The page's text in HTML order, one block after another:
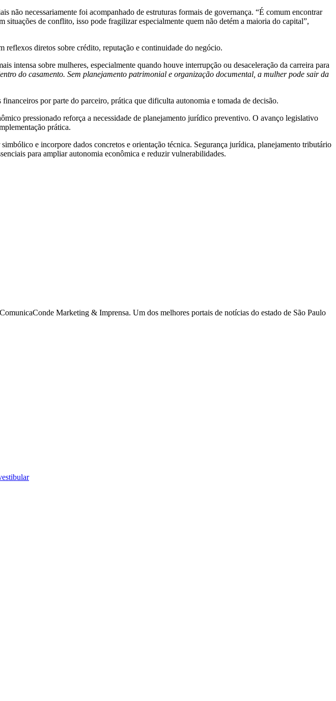
não necessariamente foi acompanhado de estruturas formais de governança. “É comum encontrar
situações de conflito, isso pode fragilizar especialmente quem não detém a maioria do capital”,
reflexos diretos sobre crédito, reputação e continuidade do negócio.
sobre mulheres, especialmente quando houve interrupção ou desaceleração da carreira para
do casamento. Sem planejamento patrimonial e organização documental, a mulher pode sair da
por parte do parceiro, prática que dificulta autonomia e tomada de decisão.
pressionado reforça a necessidade de planejamento jurídico preventivo. O avanço legislativo
prática.
e incorpore dados concretos e orientação técnica. Segurança jurídica, planejamento tributário
para ampliar autonomia econômica e reduzir vulnerabilidades.
Marketing & Imprensa. Um dos melhores portais de notícias do estado de São Paulo